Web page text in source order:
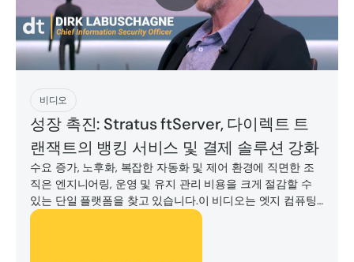
비디오
성장 촉진: Stratus ftServer, 다이렉트 트
랜잭트의 뱅킹 서비스 및 결제 솔루션 강화
수요 증가, 노후화, 복잡한 자동화 및 제어 환경에 직면한 조
직은 엔지니어링, 운영 및 유지 관리 비용을 크게 절감할 수
있는 단일 플랫폼을 찾고 있습니다.이 비디오는 엣지 컴퓨팅
플랫폼의 가치와 미션 크리티컬 솔루션을 현대화하고 보호하
지금 플레이하세요
지금 플레이하세요